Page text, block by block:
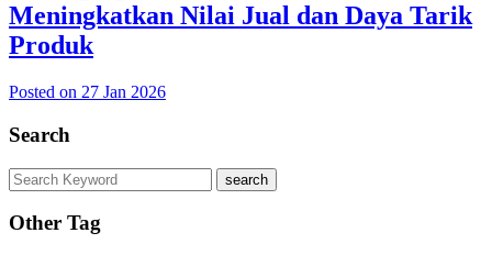
Meningkatkan Nilai Jual dan Daya Tarik
Produk
Posted on 27 Jan 2026
Search
search
Other Tag